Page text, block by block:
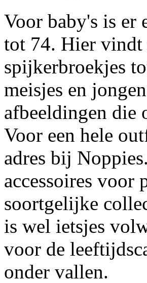
Voor baby's is er
tot 74. Hier vindt
spijkerbroekjes
meisjes en
afbeeldingen die
Voor een hele
adres bij
accessoires voor
soortgelijke
is wel ietsjes
voor de
onder vallen.